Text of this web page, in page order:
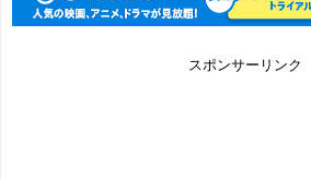
スポンサーリンク